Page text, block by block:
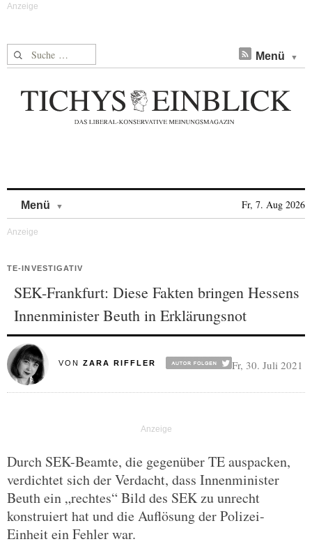
Suche nach: Menü
Menü Fr, 7. Aug 2026
TE-INVESTIGATIV
SEK-Frankfurt: Diese Fakten bringen Hessens
Innenminister Beuth in Erklärungsnot
VON ZARA RIFFLER Fr, 30. Juli 2021
Durch SEK-Beamte, die gegenüber TE auspacken,
verdichtet sich der Verdacht, dass Innenminister
Beuth ein „rechtes“ Bild des SEK zu unrecht
konstruiert hat und die Auflösung der Polizei-
Einheit ein Fehler war.